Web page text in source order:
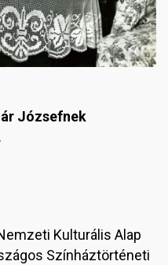
Józsefnek
Kulturális Alap
Színháztörténeti